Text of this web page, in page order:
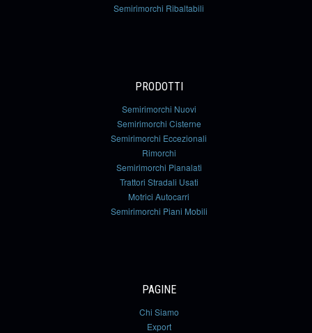
Semirimorchi Ribaltabili
PRODOTTI
Semirimorchi Nuovi
Semirimorchi Cisterne
Semirimorchi Eccezionali
Rimorchi
Semirimorchi Pianalati
Trattori Stradali Usati
Motrici Autocarri
Semirimorchi Piani Mobili
PAGINE
Chi Siamo
Export